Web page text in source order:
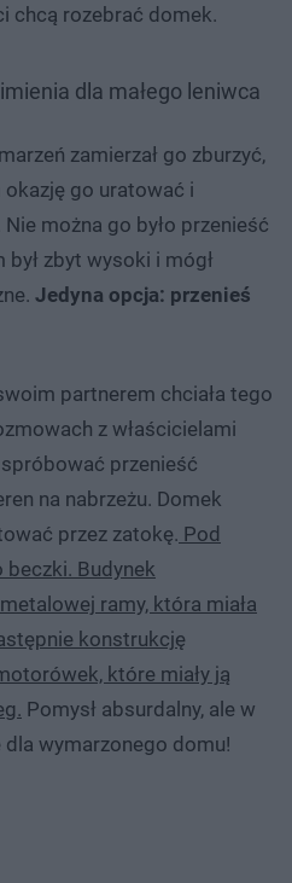
chcą rozebrać domek.
dla małego leniwca
zamierzał go zburzyć,
okazję go uratować i
można go było przenieść
zbyt wysoki i mógł
Jedyna opcja: przenieś
partnerem chciała tego
z właścicielami
przenieść
na nabrzeżu. Domek
przez zatokę. Pod
Budynek
ramy, która miała
konstrukcję
które miały ją
Pomysł absurdalny, ale w
wymarzonego domu!